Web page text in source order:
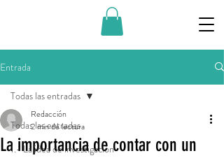
Entrada
Todas las entradas
1.- La idea de investigación
Todas las entradas
La importancia de contar con un
Redacción
2 min de lectura